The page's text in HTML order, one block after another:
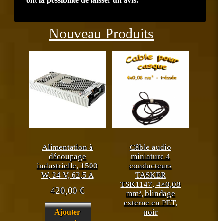
Nouveau Produits
Alimentation à
découpage
industrielle, 1500
W, 24 V, 62,5 A
420,00€
Ajouter
Câble audio
miniature 4
conducteurs
TASKER
TSK1147, 4×0,08
mm², blindage
externe en PET,
noir
Précédent